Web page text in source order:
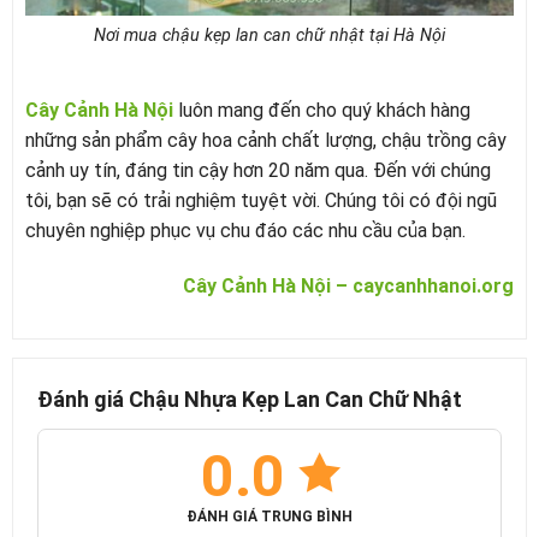
Nơi mua chậu kẹp lan can chữ nhật tại Hà Nội
Cây Cảnh Hà Nội luôn mang đến cho quý khách hàng
những sản phẩm cây hoa cảnh chất lượng, chậu trồng cây
cảnh uy tín, đáng tin cậy hơn 20 năm qua. Đến với chúng
tôi, bạn sẽ có trải nghiệm tuyệt vời. Chúng tôi có đội ngũ
chuyên nghiệp phục vụ chu đáo các nhu cầu của bạn.
Cây Cảnh Hà Nội – caycanhhanoi.org
Đánh giá Chậu Nhựa Kẹp Lan Can Chữ Nhật
0.0
ĐÁNH GIÁ TRUNG BÌNH